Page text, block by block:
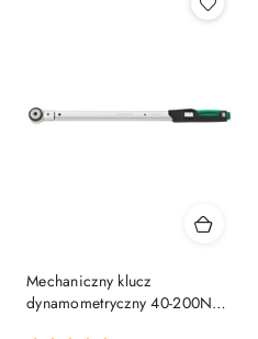
Mechaniczny klucz
dynamometryczny 40-200Nm